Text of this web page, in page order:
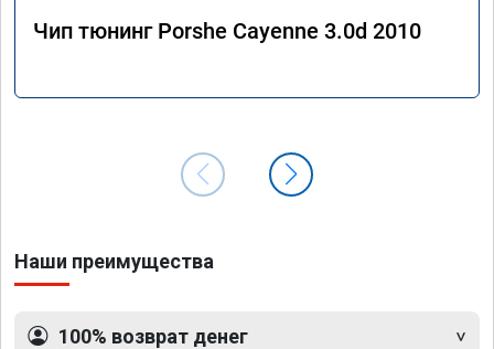
Чип тюнинг Porshe Cayenne 3.0d 2010
Наши преимущества
100% возврат денег